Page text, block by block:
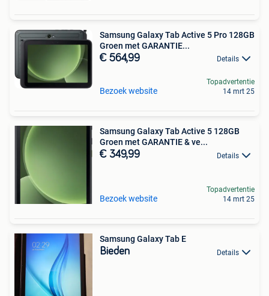
Samsung Galaxy Tab Active 5 Pro 128GB
Groen met GARANTIE...
€ 564,99 Details
Bezoek website
Topadvertentie
14 mrt 25
Samsung Galaxy Tab Active 5 128GB
Groen met GARANTIE & ve...
€ 349,99 Details
Bezoek website
Topadvertentie
14 mrt 25
Samsung Galaxy Tab E
Bieden Details